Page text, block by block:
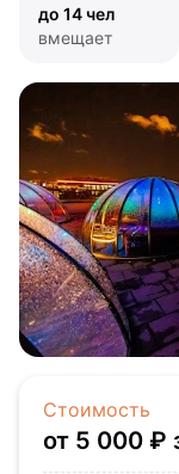
до 14 чел
вмещает
Стоимость
от 5 000 ₽